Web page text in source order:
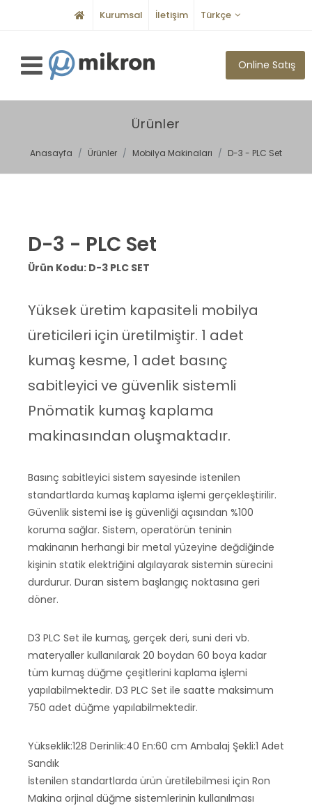
Kurumsal İletişim Türkçe
Online Satış
Ürünler
Anasayfa Ürünler Mobilya Makinaları D-3 - PLC Set
D-3 - PLC Set
Ürün Kodu: D-3 PLC SET
Yüksek üretim kapasiteli mobilya
üreticileri için üretilmiştir. 1 adet
kumaş kesme, 1 adet basınç
sabitleyici ve güvenlik sistemli
Pnömatik kumaş kaplama
makinasından oluşmaktadır.
Basınç sabitleyici sistem sayesinde istenilen
standartlarda kumaş kaplama işlemi gerçekleştirilir.
Güvenlik sistemi ise iş güvenliği açısından %100
koruma sağlar. Sistem, operatörün teninin
makinanın herhangi bir metal yüzeyine değdiğinde
kişinin statik elektriğini algılayarak sistemin sürecini
durdurur. Duran sistem başlangıç noktasına geri
döner.
D3 PLC Set ile kumaş, gerçek deri, suni deri vb.
materyaller kullanılarak 20 boydan 60 boya kadar
tüm kumaş düğme çeşitlerini kaplama işlemi
yapılabilmektedir. D3 PLC Set ile saatte maksimum
750 adet düğme yapılabilmektedir.
Yükseklik:128 Derinlik:40 En:60 cm Ambalaj Şekli:1 Adet
Sandık
İstenilen standartlarda ürün üretilebilmesi için Ron
Makina orjinal düğme sistemlerinin kullanılması